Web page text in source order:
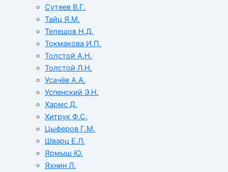
Сутеев В.Г.
Тайц Я.М.
Телешов Н.Д.
Токмакова И.П.
Толстой А.Н.
Толстой Л.Н.
Усачёв А.А.
Успенский Э.Н.
Хармс Д.
Хитрук Ф.С.
Цыферов Г.М.
Шварц Е.Л.
Ярмыш Ю.
Яхнин Л.